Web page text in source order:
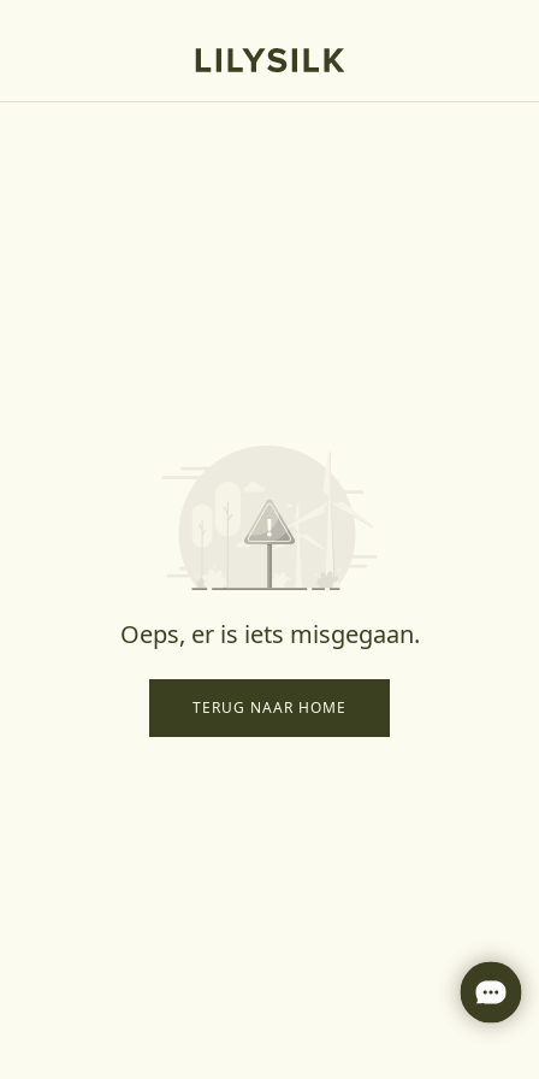
Oeps, er is iets misgegaan.
TERUG NAAR HOME